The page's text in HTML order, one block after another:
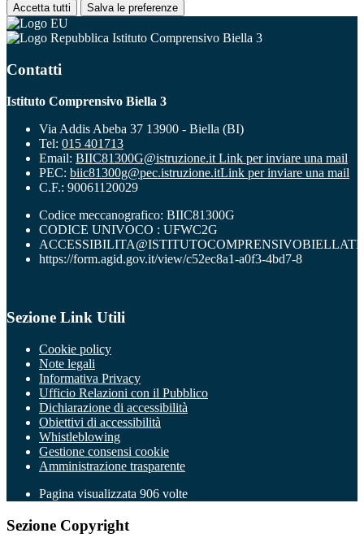
Accetta tutti Salva le preferenze
Istituto Comprensivo Biella 3
Contatti
Istituto Comprensivo Biella 3
Via Addis Abeba 37 13900 - Biella (BI)
Tel: 015 401713
Email: BIIC81300G@istruzione.it Link per inviare una mail
PEC: biic81300g@pec.istruzione.itLink per inviare una mail
C.F.: 90061120029
Codice meccanografico: BIIC81300G
CODICE UNIVOCO : UFWC2G
https://form.agid.gov.it/view/c52ec8a1-a0f3-4bd7-8
Sezione Link Utili
Cookie policy
Note legali
Informativa Privacy
Ufficio Relazioni con il Pubblico
Dichiarazione di accessibilità
Obiettivi di accessibilità
Whistleblowing
Gestione consensi cookie
Amministrazione trasparente
Pagina visualizzata 906 volte
Sezione Copyright